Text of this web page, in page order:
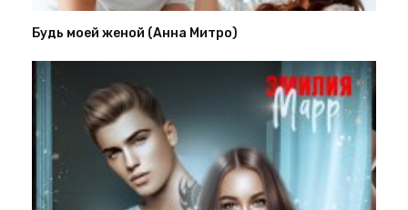
Будь моей женой (Анна Митро)